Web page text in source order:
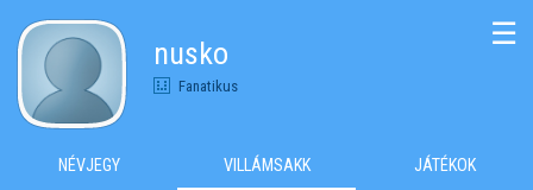
nusko
Fanatikus
☰
NÉVJEGY VILLÁMSAKK JÁTÉKOK